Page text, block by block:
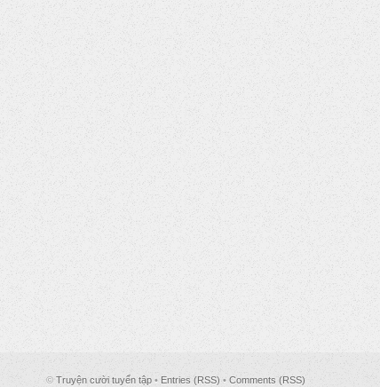
© Truyện cười tuyển tập • Entries (RSS) • Comments (RSS)